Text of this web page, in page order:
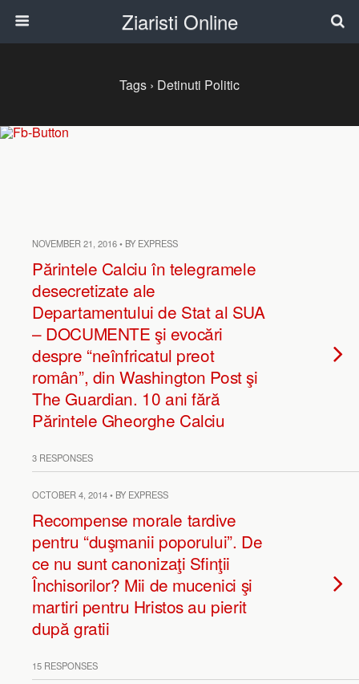
Ziaristi Online
Tags › Detinuti Politic
NOVEMBER 21, 2016 • BY EXPRESS
Părintele Calciu în telegramele
desecretizate ale
Departamentului de Stat al SUA
– DOCUMENTE şi evocări
despre “neînfricatul preot
român”, din Washington Post şi
The Guardian. 10 ani fără
Părintele Gheorghe Calciu
3 RESPONSES
OCTOBER 4, 2014 • BY EXPRESS
Recompense morale tardive
pentru “duşmanii poporului”. De
ce nu sunt canonizaţi Sfinţii
Închisorilor? Mii de mucenici şi
martiri pentru Hristos au pierit
după gratii
15 RESPONSES